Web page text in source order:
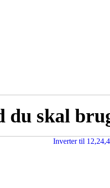
du skal